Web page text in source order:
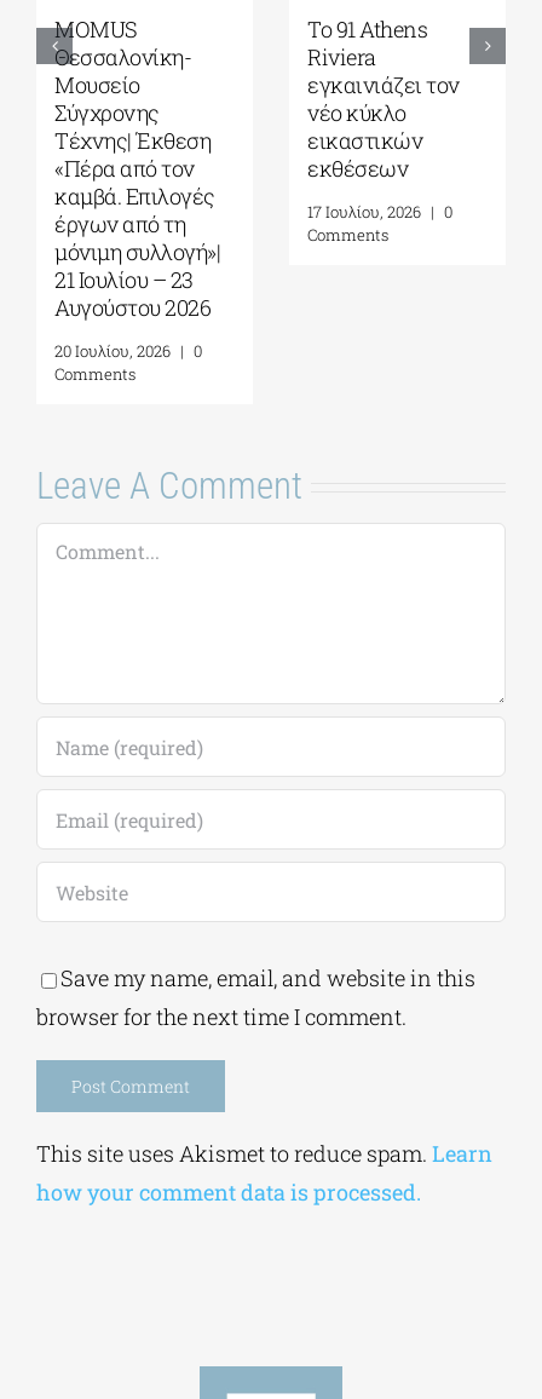
Γκαλερί
Ζουμπουλάκη|
Σοφία
Παπακώστα-
Things to hold| 17
Σεπτεμβρίου – 10
Οκτωβρίου 2026
30 Ιουλίου, 2026
Comments
Έρχεται το
Platforms Project
2026| 17-20
Σεπτεμβρίου στο
Καπνεργοστάσιο
της Βουλής των
22 Ιουλίου, 2026
Leave A Comment
Save my name, email, and website in this
browser for the next time I comment.
Alternative:
how your comment data is processed.